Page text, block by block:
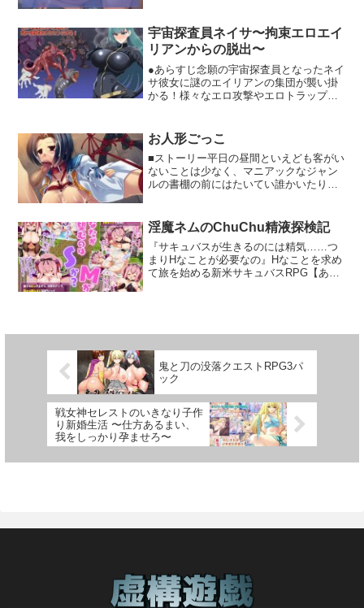
PixAI、Moonbeam、AnythingV5、
AbyssOrangeMixV3、stable diffusion
ざまな能力をもったコスプレ娘たちが主
人公に襲いかかります。 もちろん撃破後
は濃厚なHご褒美をゲット！・脱衣させる
能力は、バルカン（風）、
3WAY（風）、レーザー（風）の三種
類。 ステージによって能力特性を使いわ
ム！・マウスだけで遊べる簡単操作！！
キーボードショートカットを利用したゲ
ーム攻略も可能！・敗北しても、即ステ
ージセレクトに戻る安心設計。 初心者に
優しいチュートリアルもあります！○スト
いたことを思い出し、手当たりしだいに
採用試験を受けるが当然のように不合格
ばかり。このまま就職浪人かと思ってい
た所、唯一声がかかった誕美学園へとや
ってきた。赴任初日、少女と忍者（！）
市の中で、異界や人間各界からの交流生
を迎え入れることを目的として作られた
学園であるという。本来交流の場として
作られた学園だが、一般人とは異なる超
常の力を操る彼らは、それを使い勢力争
いをしているのだ。一般人の自分には関
係のない話だと思っていた主人公だった
が、ふとしたことから指輪を手にいれ
る。その指輪こそ、彼らの争いの原因で
ると学園が平和になるとということを信
人公専門は国語だが、スペシャリストと
いうわけではなく大学時代に教員免許を
取っただけというレベル。就職活動に失
ら、その豊満な姿は視線を奪う。そし
て、何気ない仕草の一つ一つが、支配欲
を煽っていく。日々の生活で見せる表情
には、隠された色気が漂っていた。だ
が、その魅力に抗うことは、次第に困難
になっていった。秘めた想いは、徐々に
係が始まろうとしていた。豊満な肢体は
快楽を受け入れ、背徳的な喜びに震えて
いく。専有への扉を開いた瞬間から、後
戻りは許されなかった。そして、昼と夜
を問わず、独占の時間が増えていった。
忘れ、新しい日々が始まろうとしてい
た。所有の関係は、より深い従属へと変
化していく。その先には、誰にも語れな
い秘密の生活が待ち受けているのだっ
た。【作品の特徴】・ストーリーは最小
なおっぱいが好きな方・巨乳シーンをガ
ッツリ楽しみたい方・爆乳フェチのため
の濃厚シーンを求める方・スキマ時間で
巨乳を堪能したい方迷わない！悩まな
い！ただひたすら大きなおっぱいを楽し
むためのエロ特化作品！スキマ時間でも
大きなおっぱいを存分に楽しめる、まさ
に爆乳好きのための作品です！
宇宙探査員ネイサ〜拘束エロエイ
リアンからの脱出〜
●あらすじ念願の宇宙探査員となったネイ
サ彼女に謎のエイリアンの集団が襲い掛
かる！様々なエロ攻撃やエロトラップで
んどの敵キャラは戦闘中にネイサを拘束
し、エロ攻撃を仕掛けてきます。抵抗コ
マンドやアイテムを使うことで脱出を試
みることができますが…失敗するとその
まま敵の思うままに凌●されてしまいます
異常にかかってしまうでしょうまた、ネ
イサの立ち絵も状態異常に対応して変化
します表情も自由に変更可能です。好み
の状態をお楽しみください・プレイ時間
は約1時間程度基本CG 20枚回想ルームで
お人形ごっこ
■ストーリー平日の昼間といえども客がい
ないことは少なく、マニアックなジャン
ルの書棚の前にはたいてい誰かいたりす
その人物に、俺は我が目を疑った。「ね
え、君？」重なり合う二つの身体は汗に
まみれていた。後ろ手に縛られたままの
彼女は俺の上半身に預ける格好で身体を
重ね、唇を求めてくる。「あは……すご
は、彼女が初めてだった。（一度だけで
終わらすのは惜しいかもしれない
な……）原画:hato（HP「Heart’s
nest」）シナリオ:おざきれい声の出演:片
倉ひな
淫魔ネムのChuChu精液探検記
『サキュバスが生きるのには精気……つ
まりHなことが必要なの』Hなことを求め
て旅を始める新米サキュバスRPG【あら
要なの』姉サキュバスから生きる術を教
えてもらったサキュバスは、Hなことを求
めて旅を始める。町で、ダンジョンで、
人間もモンスターも見境なくヤリたい放
題！果たして新米サキュバスちゃんは、
立派なラスボスサキュバスとして成長出
来るのでしょうか……。【コンセプト】H
をしてレベルアップ、プレイ内容によっ
て性癖も自由自在！【システム】・
化！SMLvをあげるにはひたすらH、H、
H！Sサキュバスか「これでわかった？ お
○んちんついてる時点で、サキュバスには
鬼と刀の没落クエストRPG3パ
ック
戦女神セレストのいきなり子作
り新婚生活 〜仕方あるまい、
我をしっかり孕ませろ〜